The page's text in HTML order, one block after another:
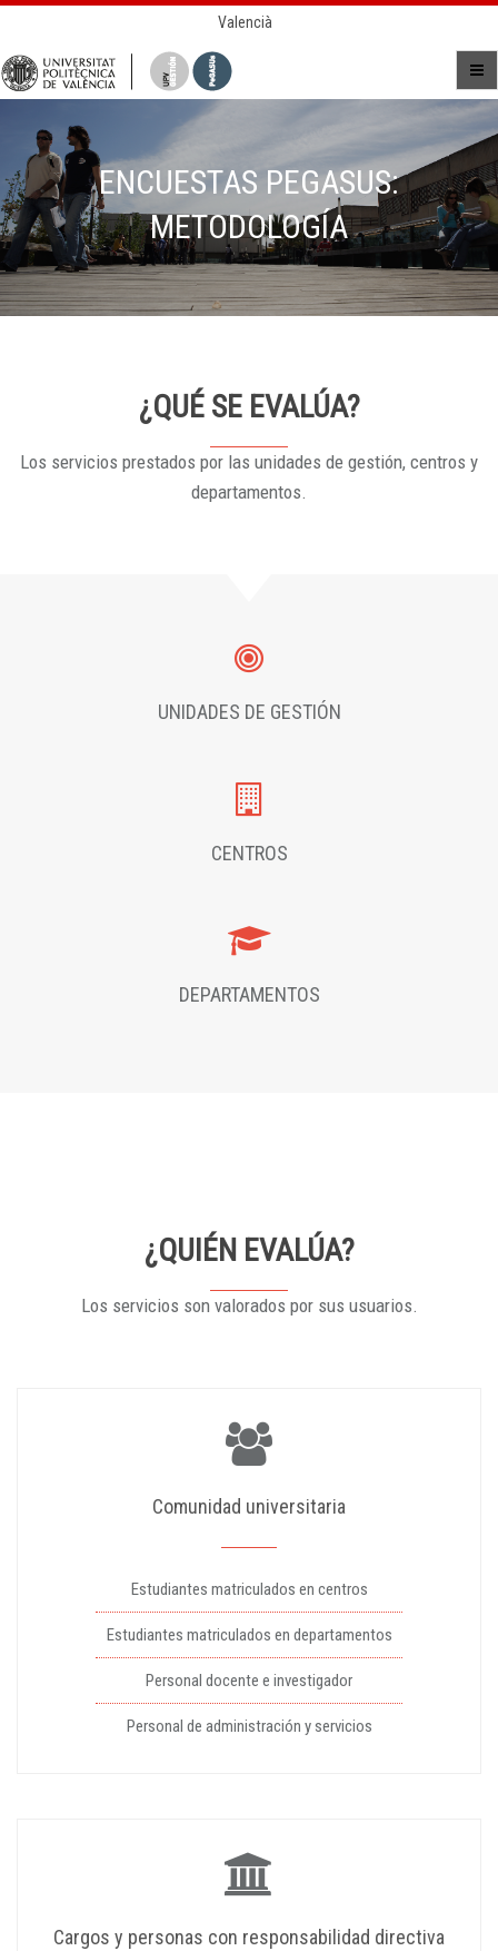
Valencià
ENCUESTAS PEGASUS:
METODOLOGÍA
¿QUÉ SE EVALÚA?
Los servicios prestados por las unidades de gestión, centros y
departamentos.
UNIDADES DE GESTIÓN
CENTROS
DEPARTAMENTOS
¿QUIÉN EVALÚA?
Los servicios son valorados por sus usuarios.
Comunidad universitaria
Estudiantes matriculados en centros
Estudiantes matriculados en departamentos
Personal docente e investigador
Personal de administración y servicios
Cargos y personas con responsabilidad directiva